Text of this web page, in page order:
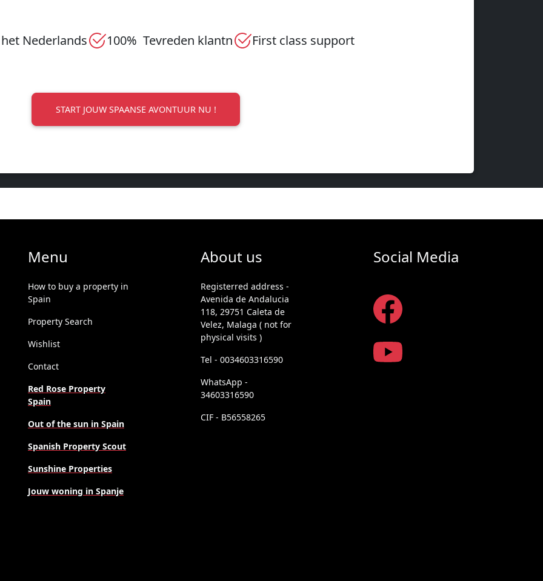
Nederlands 100% Tevreden klantn First class support
START JOUW SPAANSE AVONTUUR NU !
Menu
How to buy a property in
Spain
Property Search
Wishlist
Contact
Red Rose Property
Spain
Out of the sun in Spain
Spanish Property Scout
Sunshine Properties
Jouw woning in Spanje
About us
Registerred address -
Avenida de Andalucia
118, 29751 Caleta de
Velez, Malaga ( not for
physical visits )
Tel - 0034603316590
WhatsApp -
34603316590
CIF - B56558265
Social Media